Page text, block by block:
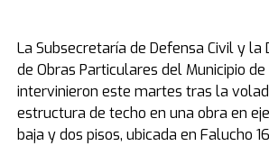
La Subsecretaría de Defensa Civil y la
de Obras Particulares del Municipio de
intervinieron este martes tras la
estructura de techo en una obra en
baja y dos pisos, ubicada en Falucho